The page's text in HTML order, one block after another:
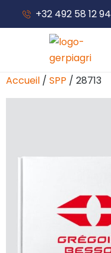
+32 492 58 12 94
Accueil / SPP / 28713